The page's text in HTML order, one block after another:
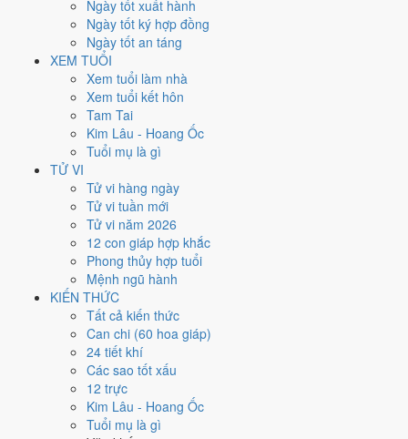
Ngày tốt xuất hành
Ngày tốt ký hợp đồng
Ngày tốt an táng
XEM TUỔI
Xem tuổi làm nhà
Xem tuổi kết hôn
Tam Tai
Kim Lâu - Hoang Ốc
Tuổi mụ là gì
TỬ VI
Tử vi hàng ngày
Tử vi tuần mới
Tử vi năm 2026
12 con giáp hợp khắc
Phong thủy hợp tuổi
Mệnh ngũ hành
KIẾN THỨC
Tất cả kiến thức
Can chi (60 hoa giáp)
24 tiết khí
Các sao tốt xấu
12 trực
Kim Lâu - Hoang Ốc
Tuổi mụ là gì
Tiết Cốc Vũ
Giáp Tý
Ngày Kỷ Tỵ có Trực Kiến(ngày khởi sự, mở đầu) và gặp Sao
Trận hắc đạo . Điểm trung bình 7 việc chính chỉ
, cần thận trọng với các quyết định lớn khó đảo ngược.
Dậu, Sửu, Thân hợp ngày; tuổi
Ngày 30/4/2025 tốt hay xấu cho
việc gì?
Ngày 30/4/2025 đạt4.3/10 trung bình cho 7 việc chính: cao nhất là
Kết bạn - gặp gỡ (8/10)
Kiến (ngày khởi sự, mở đầu) và gặp Sao Câu Trận hắc đạo nên điểm
từng việc chênh nhau như bảng dưới.